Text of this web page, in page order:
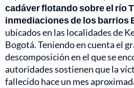
cadáver flotando sobre el río
inmediaciones de los barrios
ubicados en las localidades de
Bogotá. Teniendo en cuenta el
descomposición en el que se
autoridades sostienen que la
fallecido hace un mes